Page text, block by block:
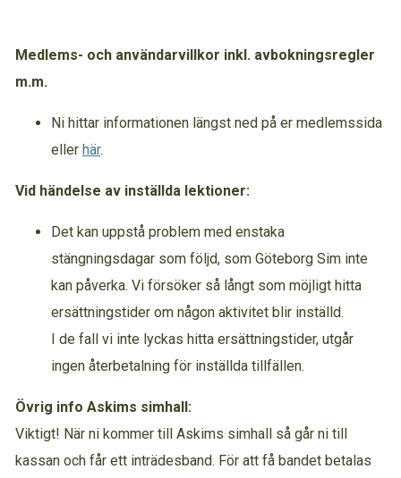
Medlems- och användarvillkor inkl. avbokningsregler
m.m.
Ni hittar informationen längst ned på er medlemssida
eller här.
Vid händelse av inställda lektioner:
Det kan uppstå problem med enstaka
stängningsdagar som följd, som Göteborg Sim inte
kan påverka. Vi försöker så långt som möjligt hitta
ersättningstider om någon aktivitet blir inställd.
I de fall vi inte lyckas hitta ersättningstider, utgår
ingen återbetalning för inställda tillfällen.
Övrig info Askims simhall:
Viktigt! När ni kommer till Askims simhall så går ni till
kassan och får ett inträdesband. För att få bandet betalas